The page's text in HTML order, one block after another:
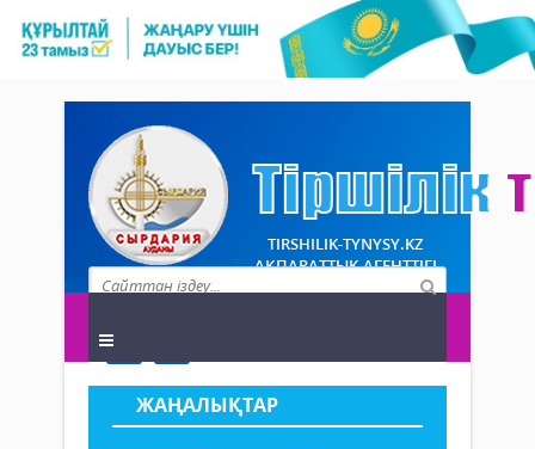
TIRSHILIK-TYNYSY.KZ
АҚПАРАТТЫҚ АГЕНТТІГІ
ЖАҢАЛЫҚТАР